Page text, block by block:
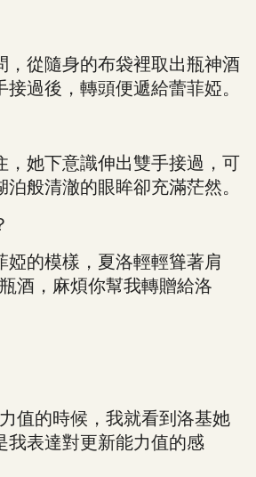
從隨身的布袋裡取出瓶神酒
過後，轉頭便遞給蕾菲婭。
她下意識伸出雙手接過，可
般清澈的眼眸卻充滿茫然。
的模樣，夏洛輕輕聳著肩
酒，麻煩你幫我轉贈給洛
的時候，我就看到洛基她
我表達對更新能力值的感